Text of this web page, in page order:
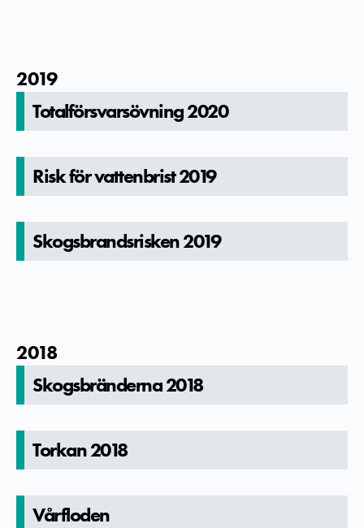
2019
Totalförsvarsövning 2020
Risk för vattenbris­t 2019
Skogsbrand­srisken 2019
2018
Skogsbränderna 2018
Torkan 2018
Vårfloden